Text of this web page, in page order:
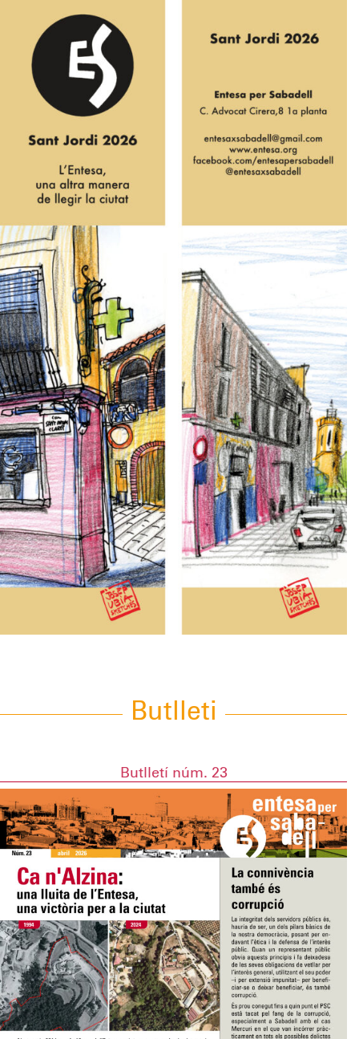
Butlleti
Butlletí núm. 23